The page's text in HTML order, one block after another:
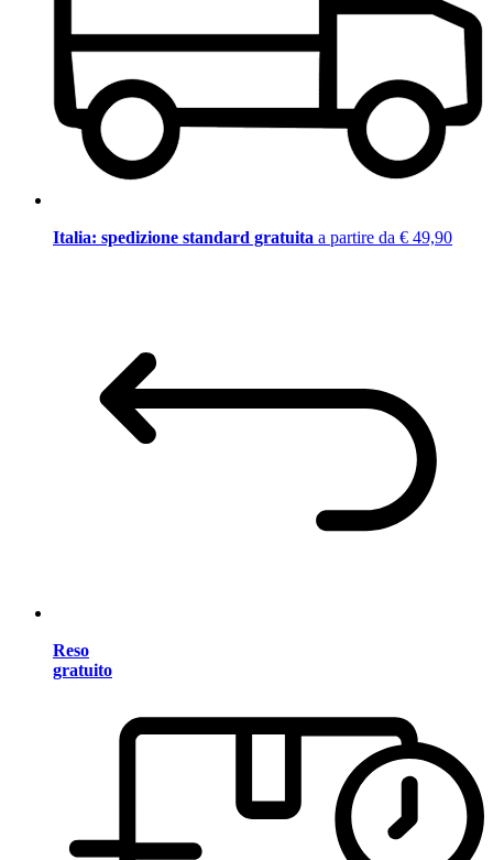
Italia: spedizione standard gratuita a partire da € 49,90
Reso
gratuito